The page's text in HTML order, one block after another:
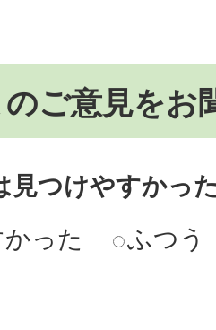
ご意見をお
見つけやすかっ
った
ふつう